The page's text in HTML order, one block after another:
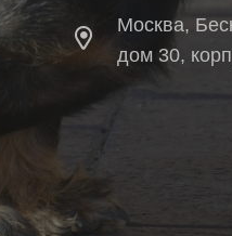
Москва,
дом 30,